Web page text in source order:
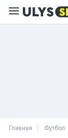
Главная Футбол